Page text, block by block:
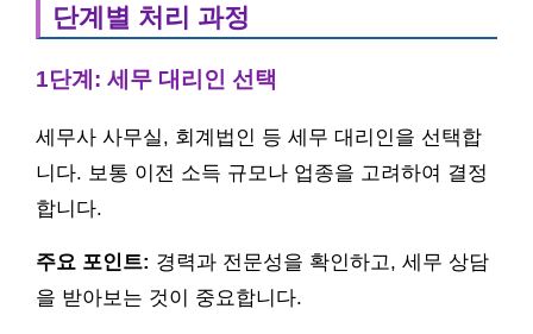
단계별 처리 과정
1단계: 세무 대리인 선택
세무사 사무실, 회계법인 등 세무 대리인을 선택합
니다. 보통 이전 소득 규모나 업종을 고려하여 결정
합니다.
주요 포인트: 경력과 전문성을 확인하고, 세무 상담
을 받아보는 것이 중요합니다.